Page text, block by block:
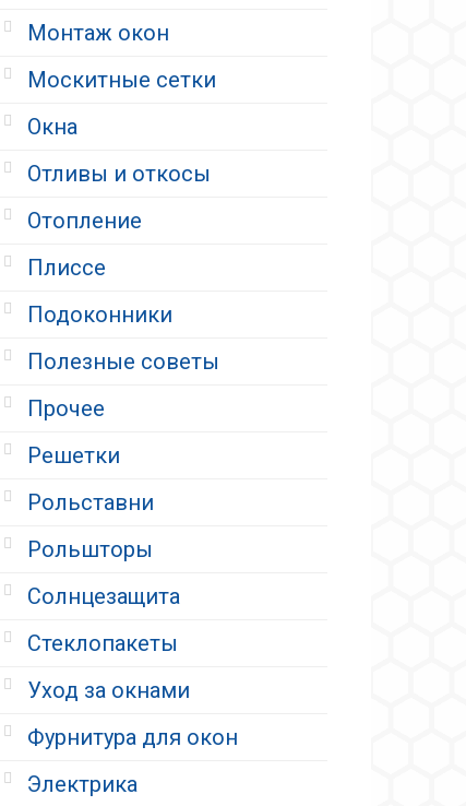
Монтаж окон
Москитные сетки
Окна
Отливы и откосы
Отопление
Плиссе
Подоконники
Полезные советы
Прочее
Решетки
Рольставни
Рольшторы
Солнцезащита
Стеклопакеты
Уход за окнами
Фурнитура для окон
Электрика